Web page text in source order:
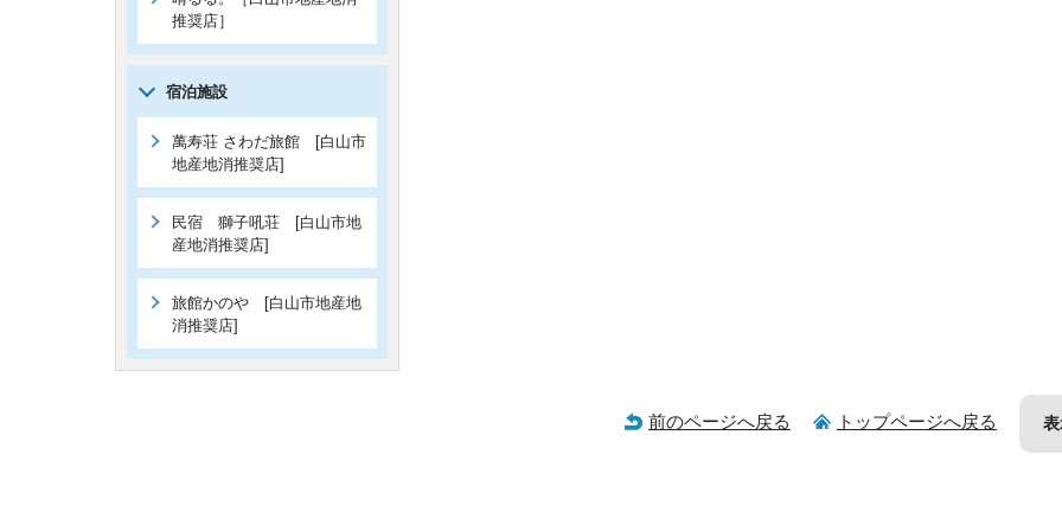
推奨店］
宿泊施設
萬寿荘 さわだ旅館 [白山市
地産地消推奨店]
民宿 獅子吼荘 [白山市地
産地消推奨店]
旅館かのや [白山市地産地
消推奨店]
前のページへ戻る トップページへ戻る